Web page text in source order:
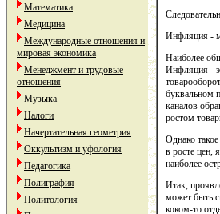
Математика
Медицина
Международные отношения и
мировая экономика
Менеджмент и трудовые
отношения
Музыка
Налоги
Начертательная геометрия
Оккультизм и уфология
Педагогика
Полиграфия
Политология
Инфляция -
Наиболее
Инфляция -
буквальном
каналов
ростом
Однако
в росте цен,
наиболее
Итак,
может быть
коком-то